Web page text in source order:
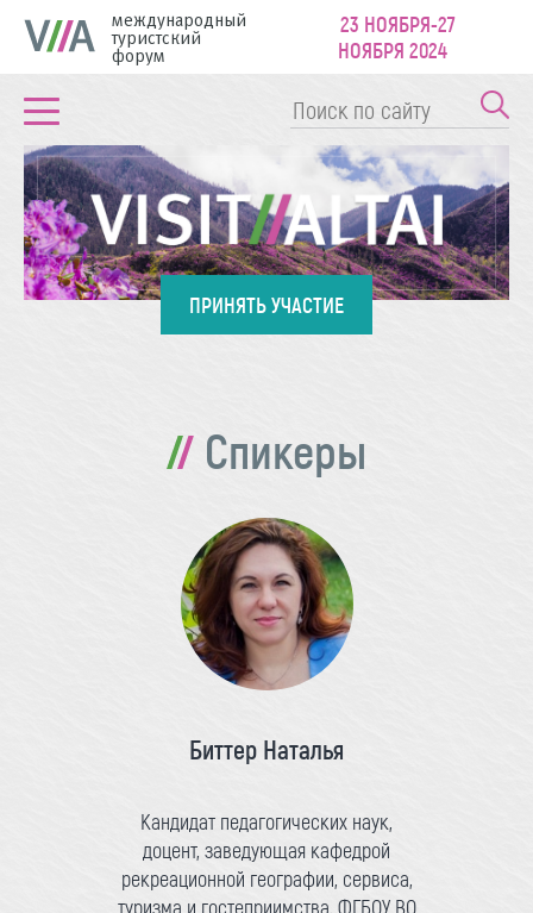
международный
туристский
форум
23 НОЯБРЯ-27
НОЯБРЯ 2024
ПРИНЯТЬ УЧАСТИЕ
Спикеры
Биттер Наталья
Кандидат педагогических наук,
доцент, заведующая кафедрой
рекреационной географии, сервиса,
туризма и гостеприимства, ФГБОУ ВО